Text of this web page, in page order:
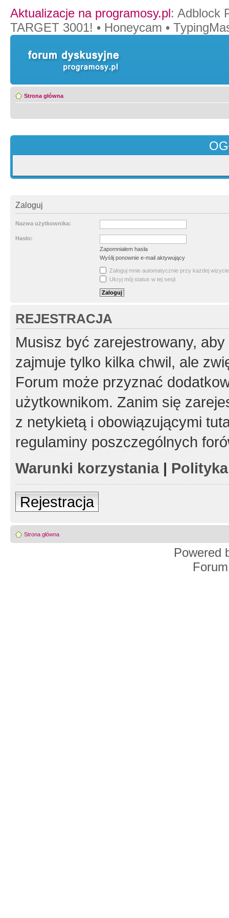
Aktualizacje na programosy.pl: Adblock
TARGET 3001! • Honeycam •
Strona główna
Zaloguj
Nazwa użytkownika:
Hasło:
Zapomniałem hasła
Wyślij ponownie e-mail aktywujący
Zaloguj mnie automatycznie przy każdej wizycie
Ukryj mój status w tej sesji
REJESTRACJA
Musisz być zarejestrowany,
zajmuje tylko kilka chwil, ale
Forum może przyznać
użytkownikom. Zanim się
z netykietą i obowiązującymi
regulaminy poszczególnych
Warunki korzystania|
Rejestracja
Strona główna
Powered